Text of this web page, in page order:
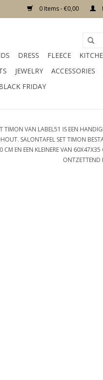
0 Items - €0,00
DRESS FLEECE
JEWELRY ACCESSORIES
FRIDAY
TIMON VAN LABEL51 IS EEN
SALONTAFEL SET TIMON
CM EN EEN KLEINERE VAN
ONTZETTEND